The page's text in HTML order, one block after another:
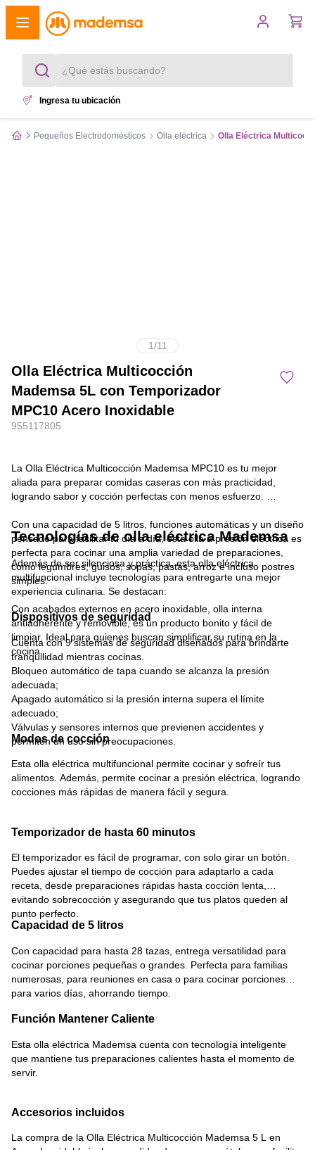
¿Qué estás buscando?
Ingresa tu ubicación
Pequeños Electrodomésticos Olla eléctrica Olla Eléctrica
1/11
Olla Eléctrica Multicocción
Mademsa 5L con Temporizador
MPC10 Acero Inoxidable
955117805
La Olla Eléctrica Multicocción Mademsa MPC10 es tu mejor
aliada para preparar comidas caseras con más practicidad,
logrando sabor y cocción perfectas con menos esfuerzo.
Con una capacidad de 5 litros, funciones automáticas y un diseño
pensado para facilitar tu día a día, esta olla a presión eléctrica es
perfecta para cocinar una amplia variedad de preparaciones,
como legumbres, guisos, sopas, pastas, arroz e incluso postres
simples.
Con acabados externos en acero inoxidable, olla interna
antiadherente y removible, es un producto bonito y fácil de
limpiar. Ideal para quienes buscan simplificar su rutina en la
cocina.
Tecnologías de olla eléctrica Mademsa
Además de ser silenciosa y práctica, esta olla eléctrica
multifuncional incluye tecnologías para entregarte una mejor
experiencia culinaria. Se destacan:
Dispositivos de seguridad
Cuenta con 9 sistemas de seguridad diseñados para brindarte
tranquilidad mientras cocinas.
Bloqueo automático de tapa cuando se alcanza la presión
adecuada;
Apagado automático si la presión interna supera el límite
adecuado;
Válvulas y sensores internos que previenen accidentes y
permiten un uso sin preocupaciones.
Modos de cocción
Esta olla eléctrica multifuncional permite cocinar y sofreír tus
alimentos. Además, permite cocinar a presión eléctrica, logrando
cocciones más rápidas de manera fácil y segura.
Temporizador de hasta 60 minutos
El temporizador es fácil de programar, con solo girar un botón.
Puedes ajustar el tiempo de cocción para adaptarlo a cada
receta, desde preparaciones rápidas hasta cocción lenta,
evitando sobrecocción y asegurando que tus platos queden al
punto perfecto.
Capacidad de 5 litros
Con capacidad para hasta 28 tazas, entrega versatilidad para
cocinar porciones pequeñas o grandes. Perfecta para familias
numerosas, para reuniones en casa o para cocinar porciones
para varios días, ahorrando tiempo.
Función Mantener Caliente
Esta olla eléctrica Mademsa cuenta con tecnología inteligente
que mantiene tus preparaciones calientes hasta el momento de
servir.
Accesorios incluidos
La compra de la Olla Eléctrica Multicocción Mademsa 5 L en